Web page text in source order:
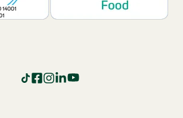
TikTok
Facebook
Instagram
LinkedIn
YouTube